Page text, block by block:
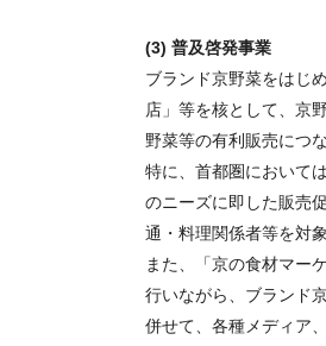
(3) 普及啓発事業
ブランド京野菜をはじ
店」等を核として、京
野菜等の有利販売につ
特に、首都圏において
のニーズに即した販売
通・料理関係者等を対
また、「京の食材マー
行いながら、ブランド
併せて、各種メディア